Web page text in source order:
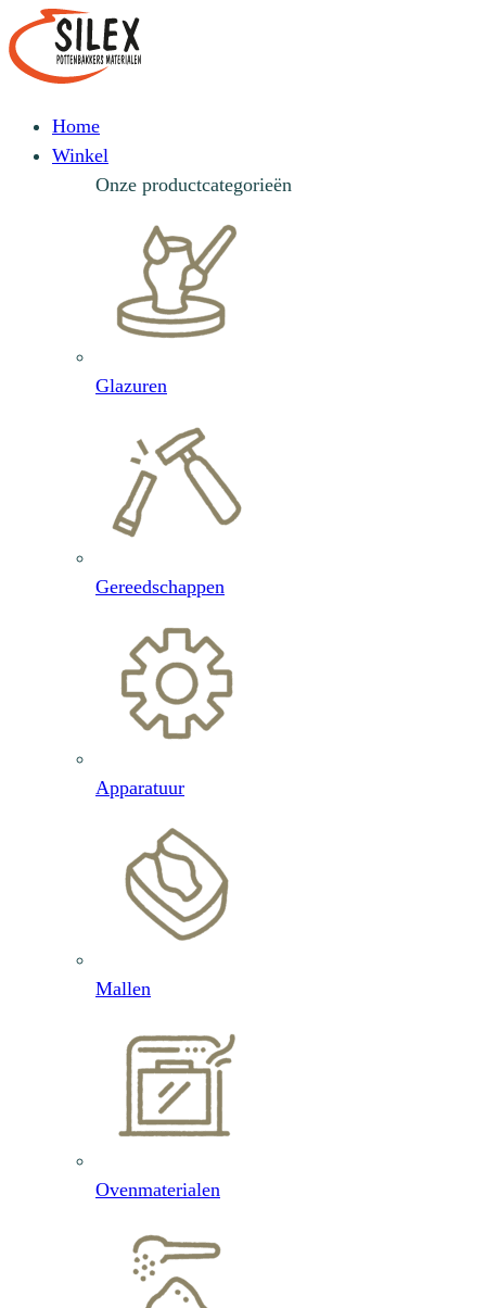
Home
Winkel
Onze productcategorieën
Glazuren
Gereedschappen
Apparatuur
Mallen
Ovenmaterialen